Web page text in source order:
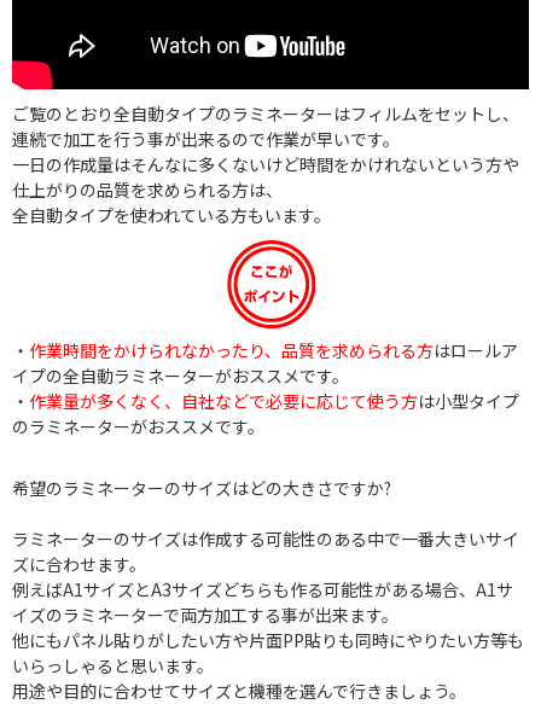
ご覧のとおり全自動タイプのラミネーターはフィルムをセットし、
連続で加工を行う事が出来るので作業が早いです。
一日の作成量はそんなに多くないけど時間をかけれないという方や
仕上がりの品質を求められる方は、
全自動タイプを使われている方もいます。
・ 作業時間をかけられなかったり、品質を求められる方はロールア
イプの全自動ラミネーターがおススメです。
・ 作業量が多くなく、自社などで必要に応じて使う方は小型タイプ
のラミネーターがおススメです。
希望のラミネーターのサイズはどの大きさですか?
ラミネーターのサイズは作成する可能性のある中で一番大きいサイ
ズに合わせます。
例えばA1サイズとA3サイズどちらも作る可能性がある場合、A1サ
イズのラミネーターで両方加工する事が出来ます。
他にもパネル貼りがしたい方や片面PP貼りも同時にやりたい方等も
いらっしゃると思います。
用途や目的に合わせてサイズと機種を選んで行きましょう。